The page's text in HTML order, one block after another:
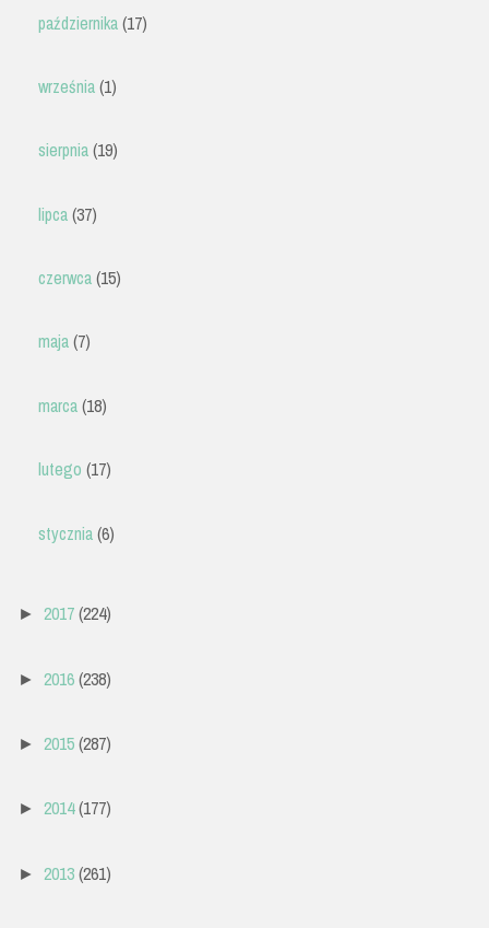
października(17)
września(1)
sierpnia(19)
lipca(37)
czerwca(15)
maja(7)
marca(18)
lutego (17)
stycznia(6)
► 2017(224)
► 2016(238)
► 2015(287)
► 2014(177)
► 2013(261)